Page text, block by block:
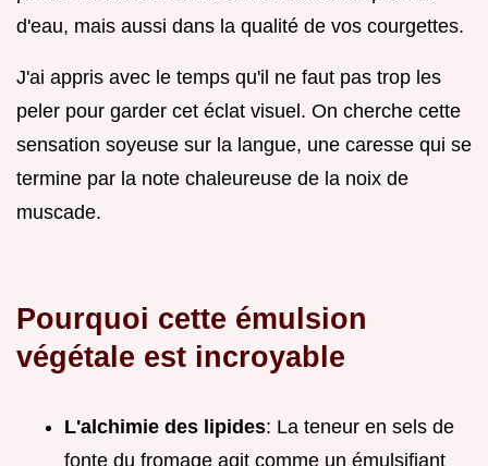
d'eau, mais aussi dans la qualité de vos courgettes.
J'ai appris avec le temps qu'il ne faut pas trop les
peler pour garder cet éclat visuel. On cherche cette
sensation soyeuse sur la langue, une caresse qui se
termine par la note chaleureuse de la noix de
muscade.
Pourquoi cette émulsion
végétale est incroyable
L'alchimie des lipides: La teneur en sels de
fonte du fromage agit comme un émulsifiant